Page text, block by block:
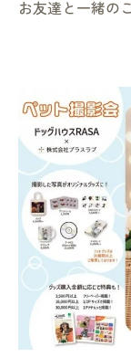
お友達と一緒の